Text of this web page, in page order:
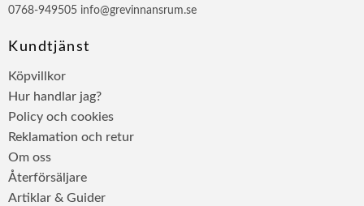
0768-949505 info@grevinnansrum.se
Kundtjänst
Köpvillkor
Hur handlar jag?
Policy och cookies
Reklamation och retur
Om oss
Återförsäljare
Artiklar & Guider